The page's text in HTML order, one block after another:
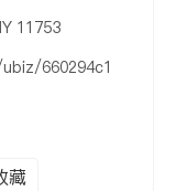
11753
660294c1
藏